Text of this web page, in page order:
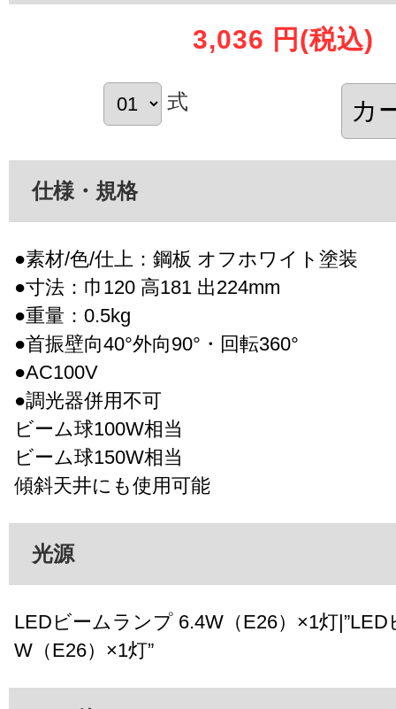
3,036 円 (税込)
式
仕様・規格
●素材/色/仕上：鋼板 オフホワイト塗装
●寸法：巾120 高181 出224mm
●重量：0.5kg
●首振壁向40°外向90°・回転360°
●AC100V
●調光器併用不可
ビーム球100W相当
ビーム球150W相当
傾斜天井にも使用可能
光源
LEDビームランプ 6.4W（E26）×1灯
W（E26）×1灯”